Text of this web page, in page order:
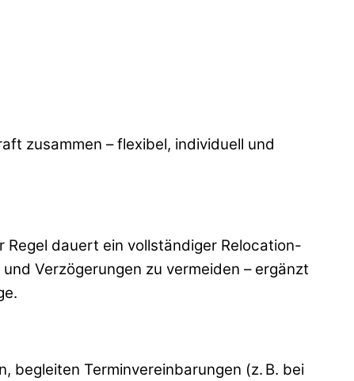
zusammen – flexibel, individuell und
dauert ein vollständiger Relocation-
Verzögerungen zu vermeiden – ergänzt
Terminvereinbarungen (z. B. bei